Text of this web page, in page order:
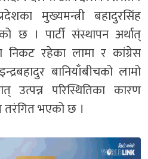
मुख्यमन्त्री बहादुरसिंह
छ । पार्टी संस्थापन अर्थात्
निकट रहेका लामा र कांग्रेस
बानियाँबीचको लामो
उत्पन्न परिस्थितिका कारण
तरंगित भएको छ ।